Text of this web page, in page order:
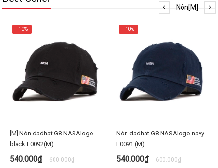
Nón[M]
- 10%
[M] Nón dadhat G8 NASAlogo
black F0092(M)
540.000₫ 600.000₫
- 10%
Nón dadhat G8 NASAlogo navy
F0091 (M)
540.000₫ 600.000₫